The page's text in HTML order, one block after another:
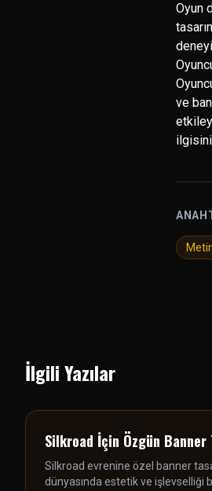
Oyun
ve
ilgisini
İlgili Yazılar
Silkroad İçin Özgün
Silkroad evrenine özel banner
dünyasında estetik ve işlevselliği